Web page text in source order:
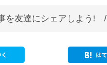
を友達にシェアしよう! /